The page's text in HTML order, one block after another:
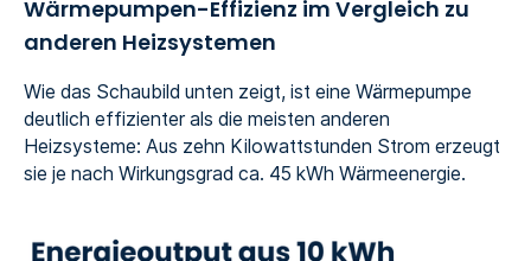
Wärmepumpen-Effizienz im Vergleich zu
anderen Heizsystemen
Wie das Schaubild unten zeigt, ist eine Wärmepumpe
deutlich effizienter als die meisten anderen
Heizsysteme: Aus zehn Kilowattstunden Strom erzeugt
sie je nach Wirkungsgrad ca. 45 kWh Wärmeenergie.